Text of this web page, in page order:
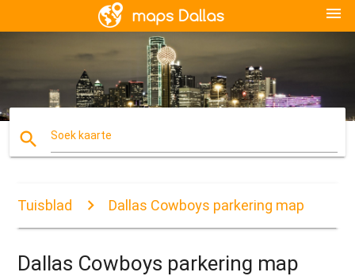
menu
search Soek kaarte
Tuisblad Dallas Cowboys parkering map
Dallas Cowboys parkering map